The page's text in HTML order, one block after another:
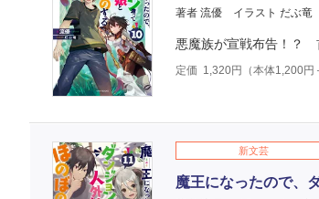
著者 流優 イラスト だぶ竜
悪魔族が宣戦布告！？
定価 1,320円（本体1,200円
新文芸
魔王になったので、